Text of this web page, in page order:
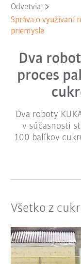
Odvetvia
Správa o využívaní
priemysle
Dva
proces
Dva roboty
v súčasnosti
100 balíkov
Všetko z